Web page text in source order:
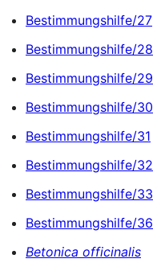
Bestimmungshilfe/27
Bestimmungshilfe/28
Bestimmungshilfe/29
Bestimmungshilfe/30
Bestimmungshilfe/31
Bestimmungshilfe/32
Bestimmungshilfe/33
Bestimmungshilfe/36
Betonica officinalis